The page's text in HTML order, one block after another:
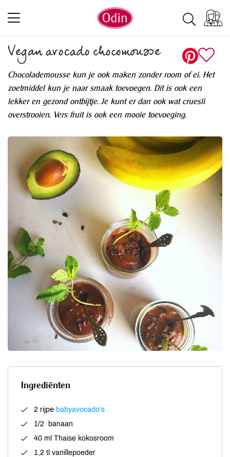
Vegan avocado chocomousse
Chocolademousse kun je ook maken zonder room of ei. Het
zoetmiddel kun je naar smaak toevoegen. Dit is ook een
lekker en gezond ontbijtje. Je kunt er dan ook wat cruesli
overstrooien. Vers fruit is ook een mooie toevoeging.
Ingrediënten
2 rijpe babyavocado’s
1/2 banaan
40 ml Thaise kokosroom
1,2 tl vanillepoeder